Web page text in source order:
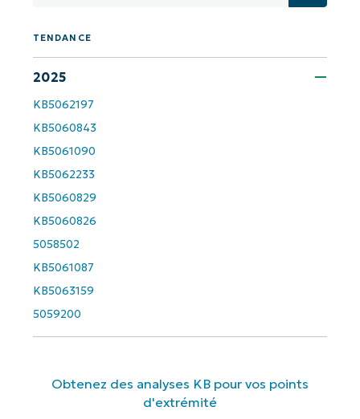
TENDANCE
2025
KB5062197
KB5060843
KB5061090
KB5062233
KB5060829
KB5060826
5058502
KB5061087
KB5063159
5059200
Obtenez des analyses KB pour vos points
d'extrémité
Pays
name*